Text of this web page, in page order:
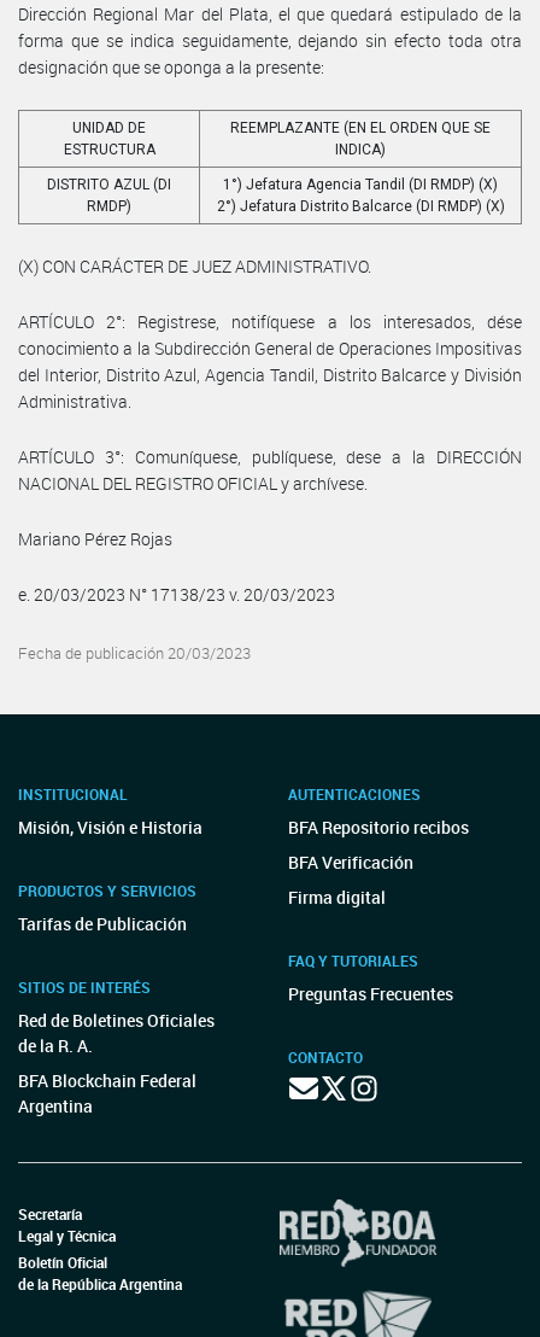
Dirección Regional Mar del Plata, el que quedará estipulado de la
forma que se indica seguidamente, dejando sin efecto toda otra
designación que se oponga a la presente:
UNIDAD DE
ESTRUCTURA
REEMPLAZANTE (EN EL ORDEN QUE SE
INDICA)
DISTRITO AZUL (DI
RMDP)
1°) Jefatura Agencia Tandil (DI RMDP) (X)
2°) Jefatura Distrito Balcarce (DI RMDP) (X)
(X) CON CARÁCTER DE JUEZ ADMINISTRATIVO.
ARTÍCULO 2°: Registrese, notifíquese a los interesados, dése
conocimiento a la Subdirección General de Operaciones Impositivas
del Interior, Distrito Azul, Agencia Tandil, Distrito Balcarce y División
Administrativa.
ARTÍCULO 3°: Comuníquese, publíquese, dese a la DIRECCIÓN
NACIONAL DEL REGISTRO OFICIAL y archívese.
Mariano Pérez Rojas
e. 20/03/2023 N° 17138/23 v. 20/03/2023
Fecha de publicación 20/03/2023
INSTITUCIONAL
Misión, Visión e Historia
PRODUCTOS Y SERVICIOS
Tarifas de Publicación
SITIOS DE INTERÉS
Red de Boletines Oficiales
de la R. A.
BFA Blockchain Federal
Argentina
AUTENTICACIONES
BFA Repositorio recibos
BFA Verificación
Firma digital
FAQ Y TUTORIALES
Preguntas Frecuentes
CONTACTO
Secretaría
Legal y Técnica
Boletín Oficial
de la República Argentina